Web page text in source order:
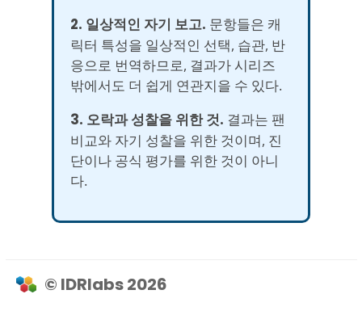
2. 일상적인 자기 보고. 문항들은 캐
릭터 특성을 일상적인 선택, 습관, 반
응으로 번역하므로, 결과가 시리즈
밖에서도 더 쉽게 연관지을 수 있다.
3. 오락과 성찰을 위한 것. 결과는 팬
비교와 자기 성찰을 위한 것이며, 진
단이나 공식 평가를 위한 것이 아니
다.
© IDRlabs 2026